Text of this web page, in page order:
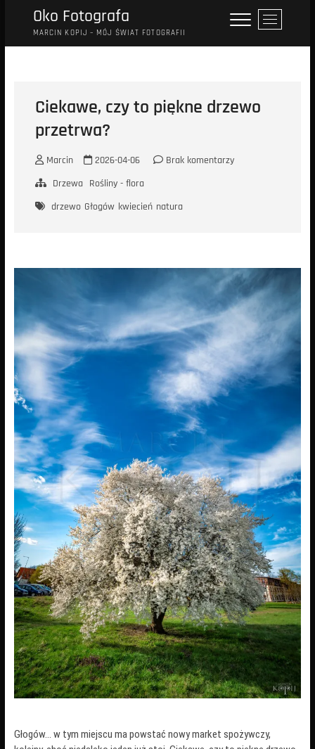
Oko Fotografa
MARCIN KOPIJ – MÓJ ŚWIAT FOTOGRAFII
P
r
z
Ciekawe, czy to piękne drzewo
przetrwa?
Marcin 2026-04-06
Brak komentarzy
Drzewa
Rośliny - flora
drzewo Głogów kwiecień natura
Głogów… w tym miejscu ma powstać nowy market spożywczy,